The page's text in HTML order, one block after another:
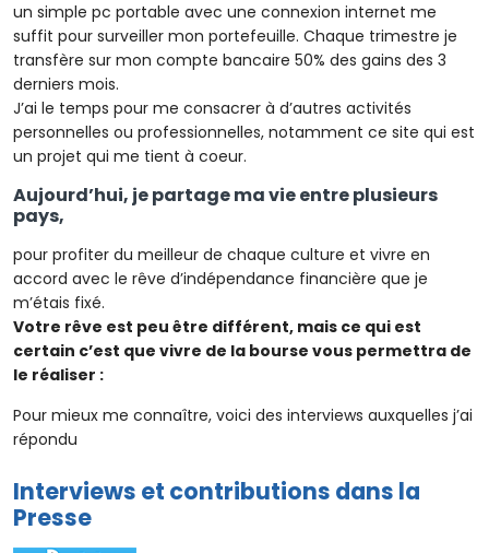
un simple pc portable avec une connexion internet me
suffit pour surveiller mon portefeuille. Chaque trimestre je
transfère sur mon compte bancaire 50% des gains des 3
derniers mois.
J’ai le temps pour me consacrer à d’autres activités
personnelles ou professionnelles, notamment ce site qui est
un projet qui me tient à coeur.
Aujourd’hui, je partage ma vie entre plusieurs
pays,
pour profiter du meilleur de chaque culture et vivre en
accord avec le rêve d’indépendance financière que je
m’étais fixé.
Votre rêve est peu être différent, mais ce qui est
certain c’est que vivre de la bourse vous permettra de
le réaliser :
Pour mieux me connaître, voici des interviews auxquelles j’ai
répondu
Interviews et contributions dans la
Presse